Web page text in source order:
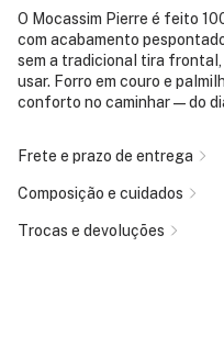
O Mocassim Pierre é feito
com acabamento
sem a tradicional tira
usar. Forro em couro e
conforto no caminhar — do
Frete e prazo de entrega
Composição e cuidados
Trocas e devoluções